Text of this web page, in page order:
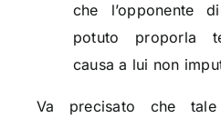
che l’opponente
potuto proporla
causa a lui non
Va precisato che tale